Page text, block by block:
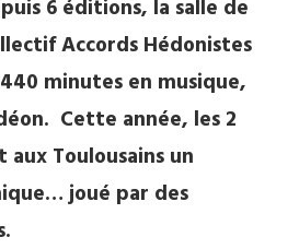
6 éditions, la salle de
Accords Hédonistes
minutes en musique,
Cette année, les 2
aux Toulousains un
joué par des